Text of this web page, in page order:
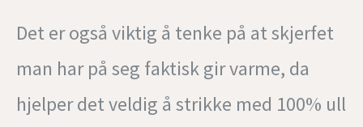
Det er også viktig å tenke på at skjerfet
man har på seg faktisk gir varme, da
hjelper det veldig å strikke med 100% ull